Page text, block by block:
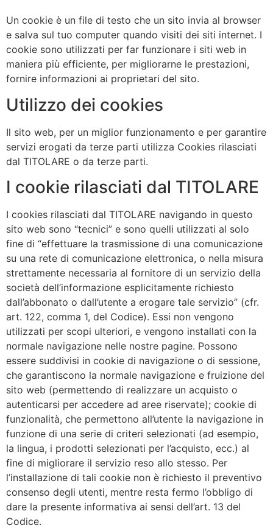
Un cookie è un file di testo che un sito invia al browser
e salva sul tuo computer quando visiti dei siti internet. I
cookie sono utilizzati per far funzionare i siti web in
maniera più efficiente, per migliorarne le prestazioni,
fornire informazioni ai proprietari del sito.
Utilizzo dei cookies
Il sito web, per un miglior funzionamento e per garantire
servizi erogati da terze parti utilizza Cookies rilasciati
dal TITOLARE o da terze parti.
I cookie rilasciati dal TITOLARE
I cookies rilasciati dal TITOLARE navigando in questo
sito web sono “tecnici” e sono quelli utilizzati al solo
fine di “effettuare la trasmissione di una comunicazione
su una rete di comunicazione elettronica, o nella misura
strettamente necessaria al fornitore di un servizio della
società dell’informazione esplicitamente richiesto
dall’abbonato o dall’utente a erogare tale servizio” (cfr.
art. 122, comma 1, del Codice). Essi non vengono
utilizzati per scopi ulteriori, e vengono installati con la
normale navigazione nelle nostre pagine. Possono
essere suddivisi in cookie di navigazione o di sessione,
che garantiscono la normale navigazione e fruizione del
sito web (permettendo di realizzare un acquisto o
autenticarsi per accedere ad aree riservate); cookie di
funzionalità, che permettono all’utente la navigazione in
funzione di una serie di criteri selezionati (ad esempio,
la lingua, i prodotti selezionati per l’acquisto, ecc.) al
fine di migliorare il servizio reso allo stesso. Per
l’installazione di tali cookie non è richiesto il preventivo
consenso degli utenti, mentre resta fermo l’obbligo di
dare la presente informativa ai sensi dell’art. 13 del
Codice.